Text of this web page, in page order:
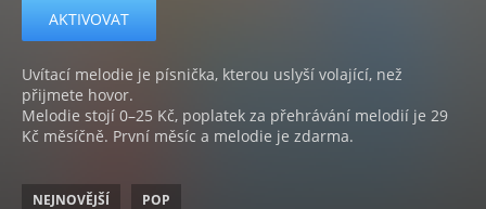
AKTIVOVAT
Uvítací melodie je písnička, kterou uslyší volající, než
přijmete hovor.
Melodie stojí 0–25 Kč, poplatek za přehrávání melodií je 29
Kč měsíčně. První měsíc a melodie je zdarma.
NEJNOVĚJŠÍ POP